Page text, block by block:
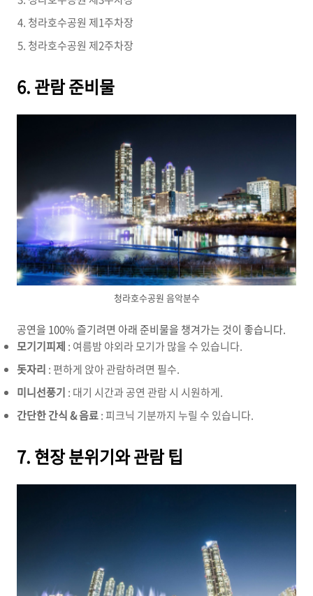
청라호수공원 제1주차장
청라호수공원 제2주차장
6. 관람 준비물
청라호수공원 음악분수
공연을 100% 즐기려면 아래 준비물을 챙겨가는 것이 좋습니다.
모기기피제 : 여름밤 야외라 모기가 많을 수 있습니다.
돗자리 : 편하게 앉아 관람하려면 필수.
미니선풍기 : 대기 시간과 공연 관람 시 시원하게.
간단한 간식 & 음료: 피크닉 기분까지 누릴 수 있습니다.
7. 현장 분위기와 관람 팁